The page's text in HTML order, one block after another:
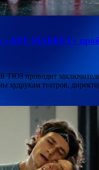
«АРТ-МАРКЕТ»
ТЮЗ проводит
худрукам театров,